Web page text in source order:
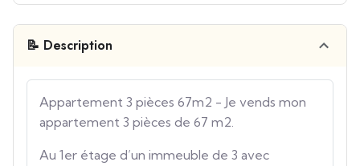
📝 Description
Appartement 3 pièces 67m2 - Je vends mon
appartement 3 pièces de 67 m2.
Au 1er étage d’un immeuble de 3 avec